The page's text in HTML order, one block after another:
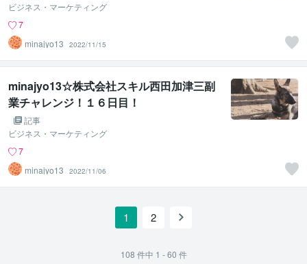
ビジネス・マーケティング
7
minajyo13
2022/11/15
minajyo13☆株式会社スキル西田加津三副
業チャレンジ！１６日目！
記事
ビジネス・マーケティング
7
minajyo13
2022/11/06
1 2
108 件中 1 - 60 件